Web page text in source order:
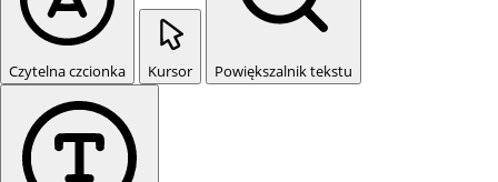
Czytelna czcionka Kursor Powiększalnik tekstu